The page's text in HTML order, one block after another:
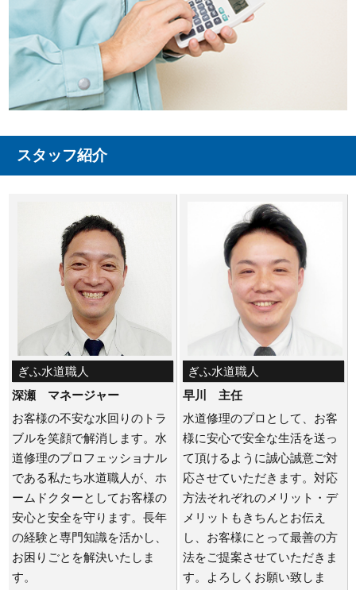
スタッフ紹介
ぎふ水道職人
深瀬 マネージャー
お客様の不安な水回りのトラ
ブルを笑顔で解消します。水
道修理のプロフェッショナル
である私たち水道職人が、ホ
ームドクターとしてお客様の
安心と安全を守ります。長年
の経験と専門知識を活かし、
お困りごとを解決いたしま
す。
ぎふ水道職人
早川 主任
水道修理のプロとして、お客
様に安心で安全な生活を送っ
て頂けるように誠心誠意ご対
応させていただきます。対応
方法それぞれのメリット・デ
メリットもきちんとお伝え
し、お客様にとって最善の方
法をご提案させていただきま
す。よろしくお願い致しま